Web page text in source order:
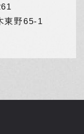
。ただし，個
られる場合を
東野65-1